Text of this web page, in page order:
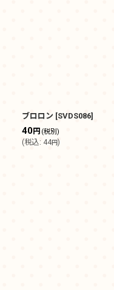
ブロロン [SVDS086]
40円 (税別)
(税込: 44円)